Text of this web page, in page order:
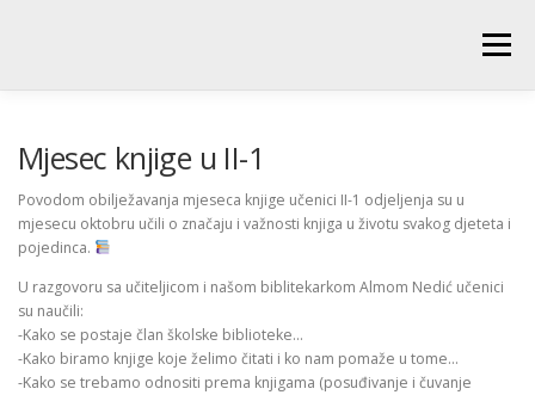
Menu
RODITELJI PEDAGOŠKA SLUŽBA BIBLIOTEKA
PRODUŽENI BORAVAK
Mjesec knjige u II-1
Povodom obilježavanja mjeseca knjige učenici II-1 odjeljenja su u
mjesecu oktobru učili o značaju i važnosti knjiga u životu svakog djeteta i
pojedinca.
U razgovoru sa učiteljicom i našom biblitekarkom Almom Nedić učenici
su naučili:
-Kako se postaje član školske biblioteke…
-Kako biramo knjige koje želimo čitati i ko nam pomaže u tome…
-Kako se trebamo odnositi prema knjigama (posuđivanje i čuvanje